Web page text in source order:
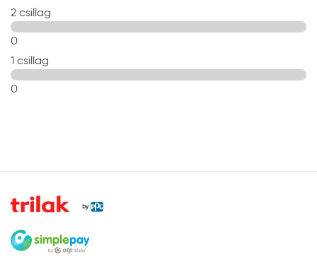
2 csillag
0
1 csillag
0